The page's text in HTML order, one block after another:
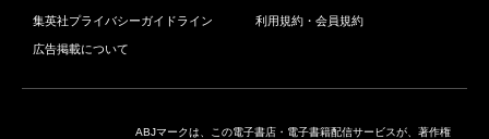
集英社プライバシーガイドライン 利用規約・会員規約
広告掲載について
ABJマークは、この電子書店・電子書籍配信サービスが、著作権